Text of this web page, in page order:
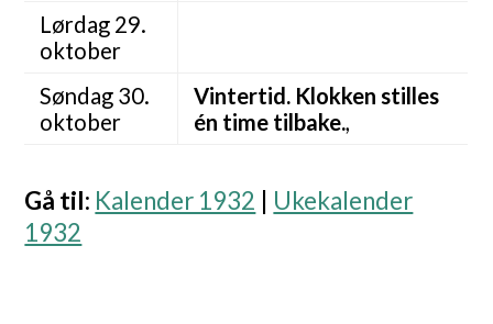
Lørdag 29.
oktober
Søndag 30.
oktober
Vintertid. Klokken stilles
én time tilbake.,
Gå til: Kalender 1932
Ukekalender
1932